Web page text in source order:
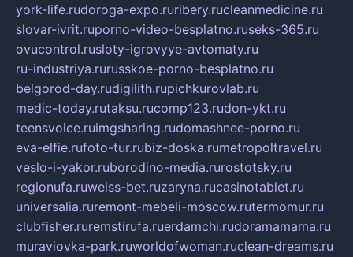
york-life.rudoroga-expo.ruribery.rucleanmedicine.ru
slovar-ivrit.ruporno-video-besplatno.ruseks-365.ru
ovucontrol.rusloty-igrovyye-avtomaty.ru
ru-industriya.rurusskoe-porno-besplatno.ru
belgorod-day.rudigilith.rupichkurovlab.ru
medic-today.rutaksu.rucomp123.rudon-ykt.ru
teensvoice.ruimgsharing.rudomashnee-porno.ru
eva-elfie.rufoto-tur.rubiz-doska.rumetropoltravel.ru
veslo-i-yakor.ruborodino-media.rurostotsky.ru
regionufa.ruweiss-bet.ruzaryna.rucasinotablet.ru
universalia.ruremont-mebeli-moscow.rutermomur.ru
clubfisher.ruremstirufa.ruerdamchi.rudoramamama.ru
muraviovka-park.ruworldofwoman.ruclean-dreams.ru